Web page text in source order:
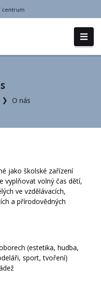
centrum
O nás
jako školské zařízení
vyplňovat volný čas dětí,
ve vzdělávacích,
a přírodovědných
(estetika, hudba,
sport, tvoření)